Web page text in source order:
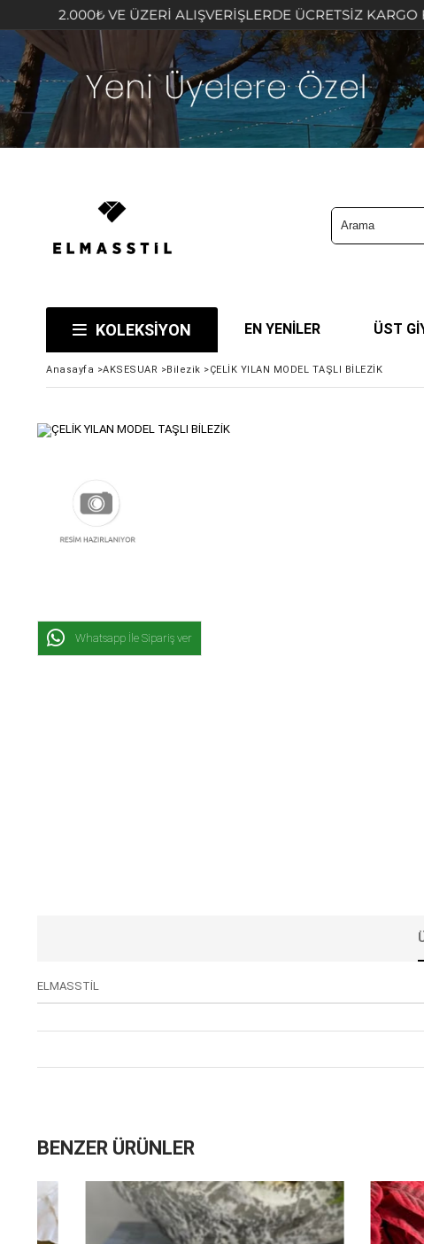
VE ÜZERİ ALIŞVERİŞLERDE ÜCRETSİZ KARGO FIRSATINI
KOLEKSİYON EN YENİLER ÜST
Anasayfa >AKSESUAR >Bilezik >ÇELİK YILAN MODEL TAŞLI BİLEZİK
Whatsapp İle Sipariş ver
ELMASSTİL
BENZER ÜRÜNLER